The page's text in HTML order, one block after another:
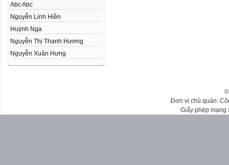
Abc Abc
Nguyễn Linh Hiền
Huỳnh Nga
Nguyễn Thị Thanh Hương
Nguyễn Xuân Hưng
Đơn vị chủ quản:
Giấy phép mạng